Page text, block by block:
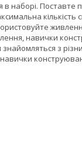
в наборі.
кількість
навички
знайомляться з